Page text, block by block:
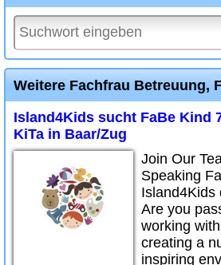
Weitere Fachfrau Betreuung,
Island4Kids sucht FaBe Kind
KiTa in Baar/Zug
Join Our
Speaking
Island4Kids
Are you
working
creating a
inspiring